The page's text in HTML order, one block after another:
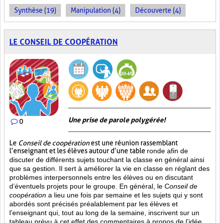
Synthèse (19) Manipulation (4) Découverte (4)
LE CONSEIL DE COOPÉRATION
0 Une prise de parole polygérée!
Le Conseil de coopérationest une réunion rassemblant
l’enseignant et les élèves autour d’une table ronde afin de
discuter de différents sujets touchant la classe en général ainsi
que sa gestion. Il sert à améliorer la vie en classe en réglant des
problèmes interpersonnels entre les élèves ou en discutant
d’éventuels projets pour le groupe. En général, le Conseil de
coopération a lieu une fois par semaine et les sujets qui y sont
abordés sont précisés préalablement par les élèves et
l’enseignant qui, tout au long de la semaine, inscrivent sur un